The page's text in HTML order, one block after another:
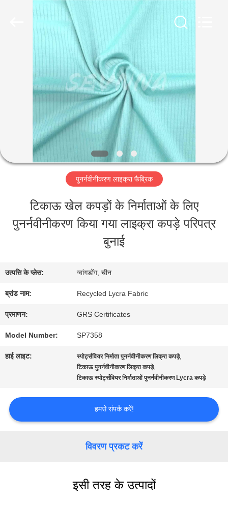
उत्पादों
दिखाएँ
कारखाना
भ्रमण
गुणवत्ता
नियंत्रण
करें
पुनर्नवीनीकरण लाइक्रा फैब्रिक
टिकाऊ खेल कपड़ों के निर्माताओं के लिए
पुनर्नवीनीकरण किया गया लाइक्रा कपड़े परिपत्र
बुनाई
उत्पत्ति के प्लेस: ग्वांगडोंग, चीन
ब्रांड नाम: Recycled Lycra Fabric
प्रमाणन: GRS Certificates
Model Number: SP7358
हाई लाइट: स्पोर्ट्सवियर निर्माता पुनर्नवीनीकरण लिक्रा कपड़े,
टिकाऊ पुनर्नवीनीकरण लिक्रा कपड़े,
टिकाऊ स्पोर्ट्सवियर निर्माताओं पुनर्नवीनीकरण Lycra कपड़े
हमसे संपर्क करें!
विवरण प्रकट करें
इसी तरह के उत्पादों